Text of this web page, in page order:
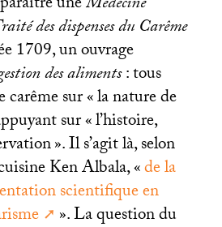
des dispenses du Carême
1709, un ouvrage
des aliments: tous
sur «la nature de
sur «l’histoire,
». Il s’agit là, selon
Ken Albala, «de la
scientifique en
». La question du